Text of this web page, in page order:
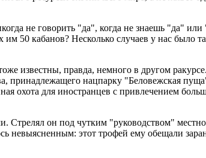
не говорить "да", когда не знаешь "да"
50 кабанов? Несколько случаев у нас
известны, правда, немного в другом
принадлежащего нацпарку "Беловежская
охота для иностранцев с привлечением
он под чутким "руководством"
этот трофей ему обещали